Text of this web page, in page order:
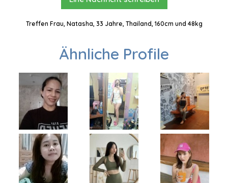
Treffen Frau, Natasha, 33 Jahre, Thailand, 160cm und 48kg
Ähnliche Profile